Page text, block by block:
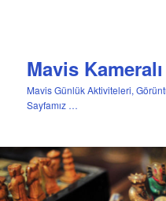
Mavis
Mavis Günlük Aktiviteleri,
Sayfamız …